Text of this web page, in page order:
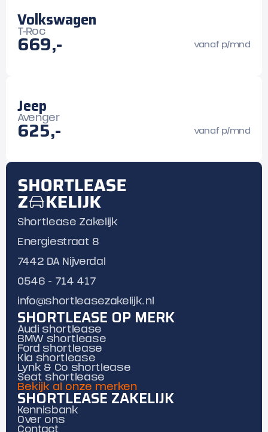
Volkswagen
T-Roc
669,- vanaf p/mnd
Jeep
Avenger
625,- vanaf p/mnd
Shortlease Zakelijk
Energiestraat 8
7442 DA Nijverdal
0546 - 714 417
info@shortleasezakelijk.nl
SHORTLEASE OP MERK
Audi shortlease
BMW shortlease
Ford shortlease
Kia shortlease
Lynk & Co shortlease
Seat shortlease
Bekijk al onze merken
SHORTLEASE ZAKELIJK
Kennisbank
Over ons
Contact